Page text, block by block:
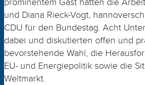
und Diana Rieck-Vogt,
CDU für den Bundestag. Acht
dabei und diskutierten offen und
bevorstehende Wahl, die
EU- und Energiepolitik sowie die
Weltmarkt.